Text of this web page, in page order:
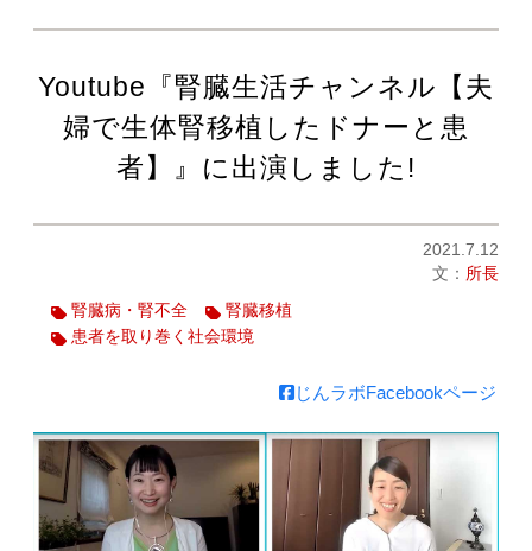
Youtube『腎臓生活チャンネル【夫
婦で生体腎移植したドナーと患
者】』に出演しました!
2021.7.12
文： 所長
腎臓病・腎不全
腎臓移植
患者を取り巻く社会環境
じんラボFacebookページ